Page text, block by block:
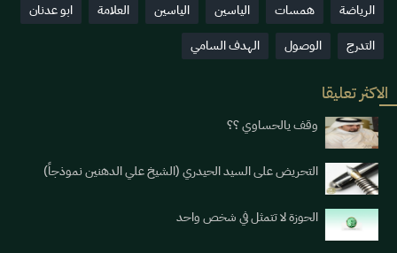
الرياضة
همسات الياسين الياسين العلامة
ابو عدنان
التدرج
الوصول الهدف السامي
الاكثر تعليقا
وقف يالحساوي ؟؟
التحريض على السيد الحيدري (الشيخ علي الدهنين نموذجاً)
الحوزة لا تتمثل في شخص واحد